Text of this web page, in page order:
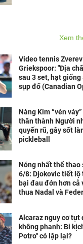
Xem
Video tennis
Griekspoor: "Địa
sau 3 set, hạt giống
sụp đổ (Canadian
Nàng Kim “vén
thân thành Người
quyến rũ, gây sốt
pickleball
Nóng nhất thể thao
6/8: Djokovic tiết lộ
bại đau đớn hơn cả
thua Nadal và
Alcaraz nguy cơ tụt
không phanh: Bi
Potro" có lặp lại?